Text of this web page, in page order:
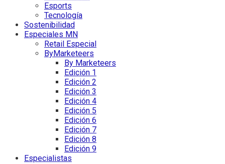
Esports
Tecnología
Sostenibilidad
Especiales MN
Retail Especial
ByMarketeers
By Marketeers
Edición 1
Edición 2
Edición 3
Edición 4
Edición 5
Edición 6
Edición 7
Edición 8
Edición 9
Especialistas